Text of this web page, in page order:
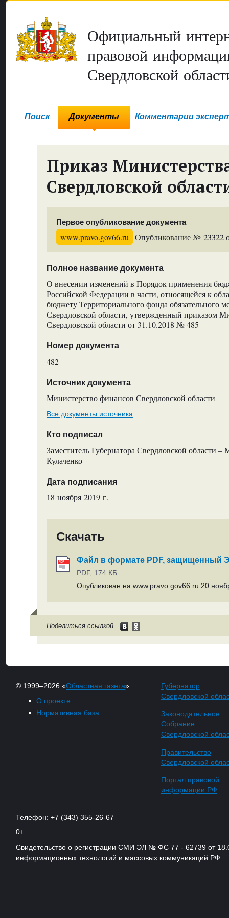
Официальный
правовой
Свердловской
Поиск Документы Комментарии
Приказ
Свердловской
Первое опубликование документа
www.pravo.gov66.ru Опубликование № 23322
Полное название документа
О внесении изменений в Порядок применения
Российской Федерации в части, относящейся к
бюджету Территориального фонда обязательного
Свердловской области, утвержденный приказом
Свердловской области от 31.10.2018 № 485
Номер документа
482
Источник документа
Министерство финансов Свердловской области
Все документы источника
Кто подписал
Заместитель Губернатора Свердловской области
Кулаченко
Дата подписания
18 ноября 2019 г.
Скачать
Файл в формате PDF, защищенный
PDF, 174 КБ
Опубликован на www.pravo.gov66.ru 20
Поделиться ссылкой
© 1999–2026 «Областная газета»
О проекте
Нормативная база
Губернатор
Свердловской
Законодательное
Собрание
Свердловской
Правительство
Свердловской
Портал правовой
информации РФ
Телефон: +7 (343) 355-26-67
0+
Свидетельство о регистрации СМИ ЭЛ № ФС 77 - 62739 от
информационных технологий и массовых коммуникаций РФ.